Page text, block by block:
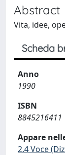
Abstract
Vita, idee,
Scheda
Anno
1990
ISBN
8845216411
Appare
2.4 Voce